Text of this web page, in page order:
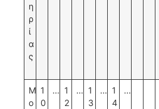
η
ρ
ί
α
ς
Μ
ο
1
0
… 1
2
… 1
3
… 1
4
…